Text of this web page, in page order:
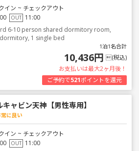
イン ~ チェックアウト
OUT 11:00
6-10 person shared dormitory room,
1 single bed
1泊1名合計
10,436円 (税込)
お支払いは最大2ヶ月後！
ご予約で521ポイントを還元
キャビン天神【男性専用】
に良い
イン ~ チェックアウト
OUT 11:00